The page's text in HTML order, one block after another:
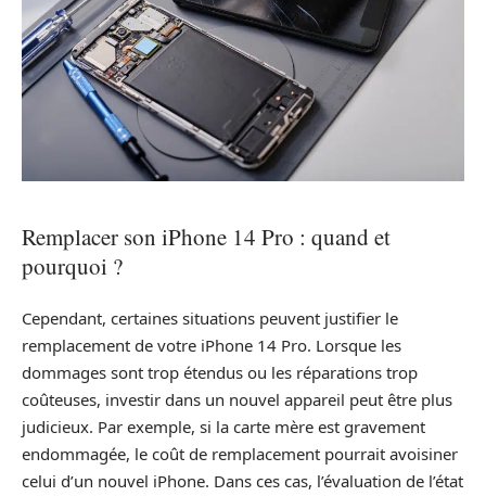
Remplacer son iPhone 14 Pro : quand et
pourquoi ?
Cependant, certaines situations peuvent justifier le
remplacement de votre iPhone 14 Pro. Lorsque les
dommages sont trop étendus ou les réparations trop
coûteuses, investir dans un nouvel appareil peut être plus
judicieux. Par exemple, si la carte mère est gravement
endommagée, le coût de remplacement pourrait avoisiner
celui d’un nouvel iPhone. Dans ces cas, l’évaluation de l’état